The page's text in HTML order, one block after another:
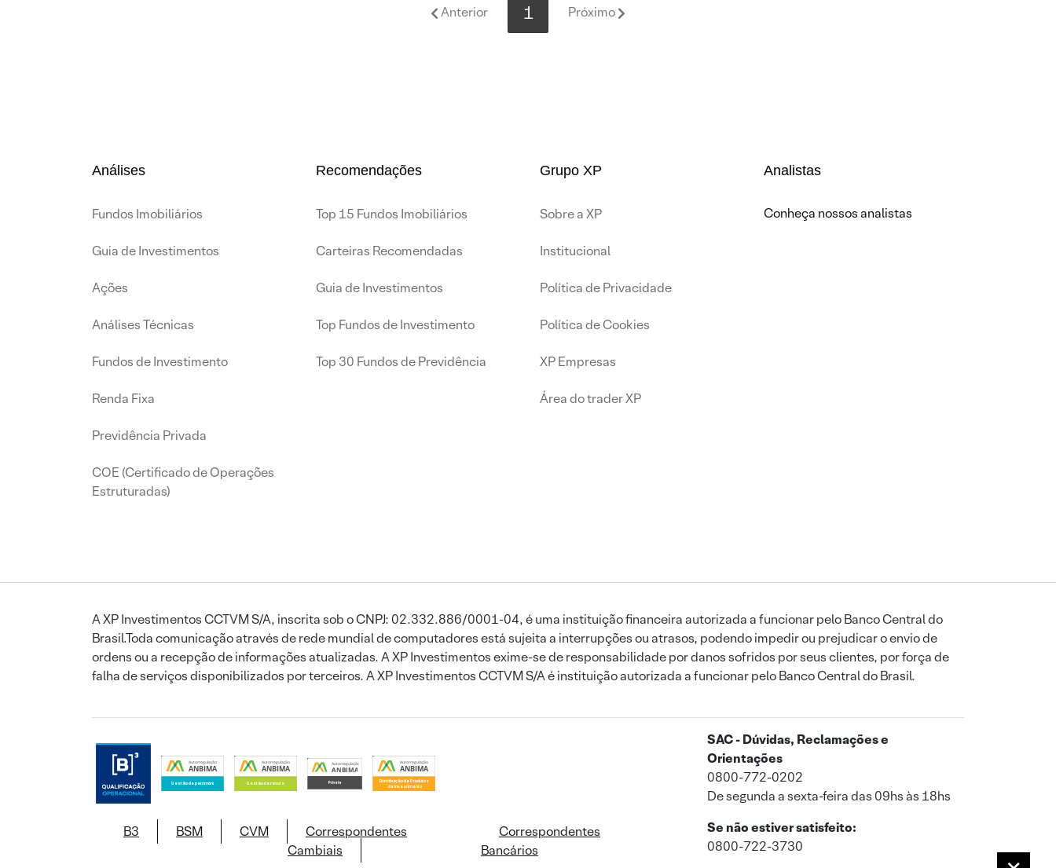
Anterior 1 Próximo
Análises
Fundos Imobiliários
Guia de Investimentos
Ações
Análises Técnicas
Fundos de Investimento
Renda Fixa
Previdência Privada
COE (Certificado de Operações
Estruturadas)
Recomendações
Top 15 Fundos Imobiliários
Carteiras Recomendadas
Guia de Investimentos
Top Fundos de Investimento
Top 30 Fundos de Previdência
Grupo XP
Sobre a XP
Institucional
Política de Privacidade
Política de Cookies
XP Empresas
Área do trader XP
Analistas
Conheça nossos analistas
A XP Investimentos CCTVM S/A, inscrita sob o CNPJ: 02.332.886/0001-04, é uma instituição financeira autorizada a funcionar pelo Banco Central do
Brasil.Toda comunicação através de rede mundial de computadores está sujeita a interrupções ou atrasos, podendo impedir ou prejudicar o envio de
ordens ou a recepção de informações atualizadas. A XP Investimentos exime-se de responsabilidade por danos sofridos por seus clientes, por força de
falha de serviços disponibilizados por terceiros. A XP Investimentos CCTVM S/A é instituição autorizada a funcionar pelo Banco Central do Brasil.
B3 BSM CVM
Correspondentes
Cambiais
Correspondentes
Bancários
SAC - Dúvidas, Reclamações e
Orientações
0800-772-0202
De segunda a sexta-feira das 09hs às 18hs
Se não estiver satisfeito:
0800-722-3730